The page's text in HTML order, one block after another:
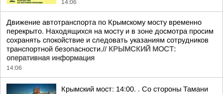
14:06
Движение автотранспорта по Крымскому мосту временно
перекрыто. Находящихся на мосту и в зоне досмотра просим
сохранять спокойствие и следовать указаниям сотрудников
транспортной безопасности.// КРЫМСКИЙ МОСТ:
оперативная информация
14:06
Крымский мост: 14:00. . Со стороны Тамани